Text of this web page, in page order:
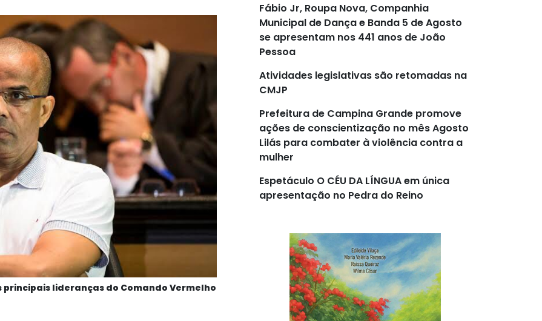
principais lideranças do Comando Vermelho
Fábio Jr, Roupa Nova, Companhia
Municipal de Dança e Banda 5 de Agosto
se apresentam nos 441 anos de João
Pessoa
Atividades legislativas são retomadas na
CMJP
Prefeitura de Campina Grande promove
ações de conscientização no mês Agosto
Lilás para combater à violência contra a
mulher
Espetáculo O CÉU DA LÍNGUA em única
apresentação no Pedra do Reino